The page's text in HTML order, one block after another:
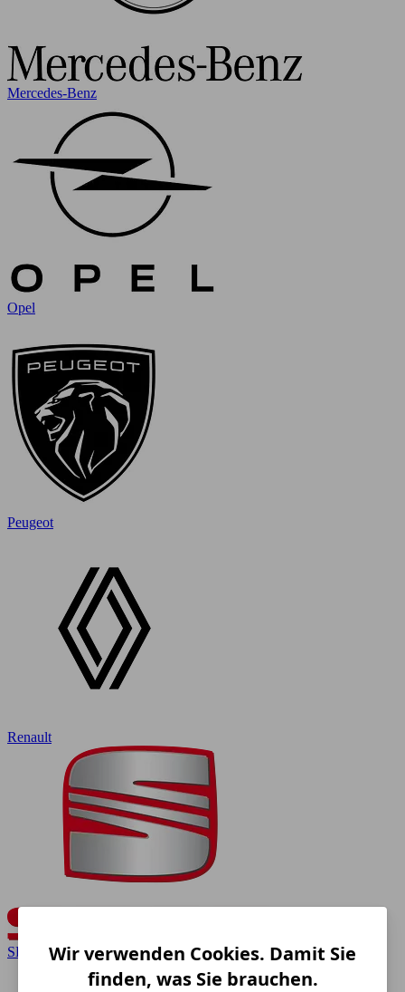
Mercedes-Benz
Opel
Peugeot
Renault
SEAT
Wir verwenden Cookies. Damit Sie
finden, was Sie brauchen.